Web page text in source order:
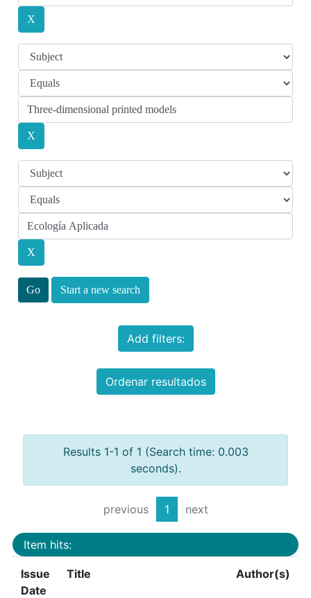
Start a new search
Add filters:
Ordenar resultados
Results 1-1 of 1 (Search time: 0.003
seconds).
previous 1 next
Item hits:
Issue
Date
Title Author(s)